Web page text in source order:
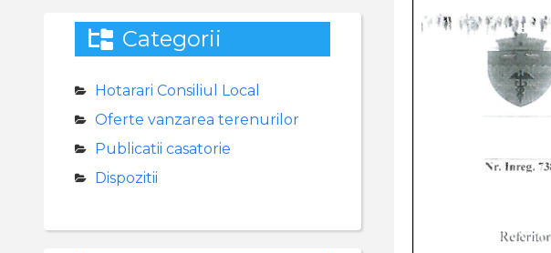
Categorii
Hotarari Consiliul Local
Oferte vanzarea terenurilor
Publicatii casatorie
Dispozitii